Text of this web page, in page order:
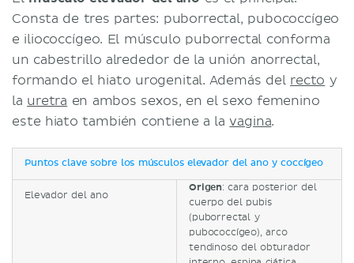
Consta de tres partes: puborrectal, pubococcígeo
e iliococcígeo. El músculo puborrectal conforma
un cabestrillo alrededor de la unión anorrectal,
formando el hiato urogenital. Además del recto y
la uretra en ambos sexos, en el sexo femenino
este hiato también contiene a lavagina.
Puntos clave sobre los músculos elevador del ano y coccígeo
Elevador del ano
Origen: cara posterior del
cuerpo del pubis
(puborrectal y
pubococcígeo), arco
tendinoso del obturador